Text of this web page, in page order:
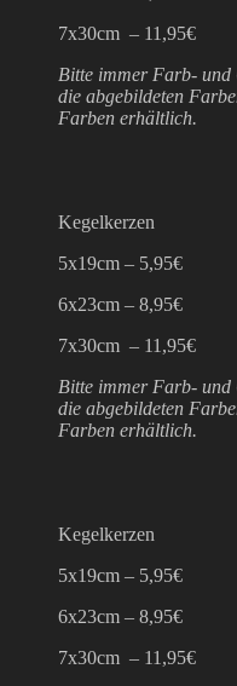
7x30cm – 11,95€
Bitte immer Farb-
die abgebildeten
Farben erhältlich.
Kegelkerzen
5x19cm – 5,95€
6x23cm – 8,95€
7x30cm – 11,95€
Bitte immer Farb-
die abgebildeten
Farben erhältlich.
Kegelkerzen
5x19cm – 5,95€
6x23cm – 8,95€
7x30cm – 11,95€